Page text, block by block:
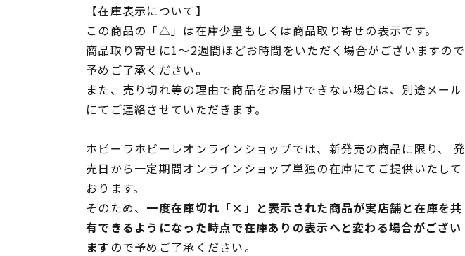
【在庫表示について】
この商品の「△」は在庫少量もしくは商品取り寄せの表示です。
商品取り寄せに1～2週間ほどお時間をいただく場合がございますので
予めご了承ください。
また、売り切れ等の理由で商品をお届けできない場合は、別途メール
にてご連絡させていただきます。
ホビーラホビーレオンラインショップでは、新発売の商品に限り、 発
売日から一定期間オンラインショップ単独の在庫にてご提供いたして
おります。
そのため、 一度在庫切れ「×」と表示された商品が実店舗と在庫を共
有できるようになった時点で在庫ありの表示へと変わる場合がござい
ますので予めご了承ください。